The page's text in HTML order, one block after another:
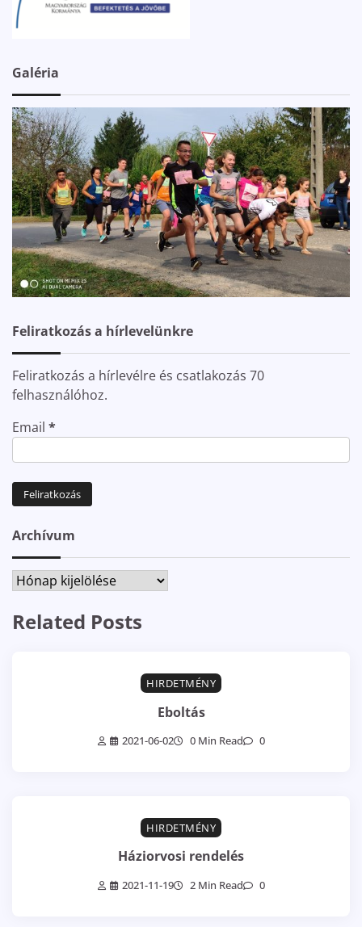
Galéria
Feliratkozás a hírlevelünkre
Feliratkozás a hírlevélre és csatlakozás 70
felhasználóhoz.
Email *
Archívum
Archívum
Related Posts
HIRDETMÉNY
Eboltás
2021-06-02 0 Min Read 0
HIRDETMÉNY
Háziorvosi rendelés
2021-11-19 2 Min Read 0